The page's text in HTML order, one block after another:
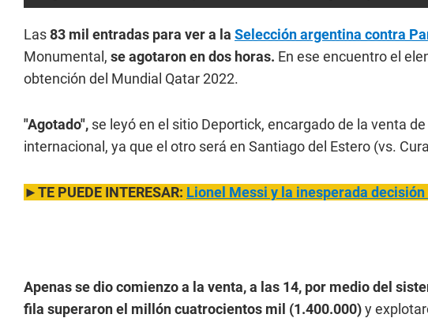
Las83 mil entradas para ver a la Selección argentina contra
Monumental, se agotaron en dos horas. En ese encuentro el
obtención del Mundial Qatar 2022.
"Agotado", se leyó en el sitio Deportick, encargado de la venta
internacional, ya que el otro será en Santiago del Estero (vs.
►TE PUEDE INTERESAR: Lionel Messi y la inesperada
Apenas se dio comienzo a la venta, a las 14, por medio del
fila superaron el millón cuatrocientos mil (1.400.000)y